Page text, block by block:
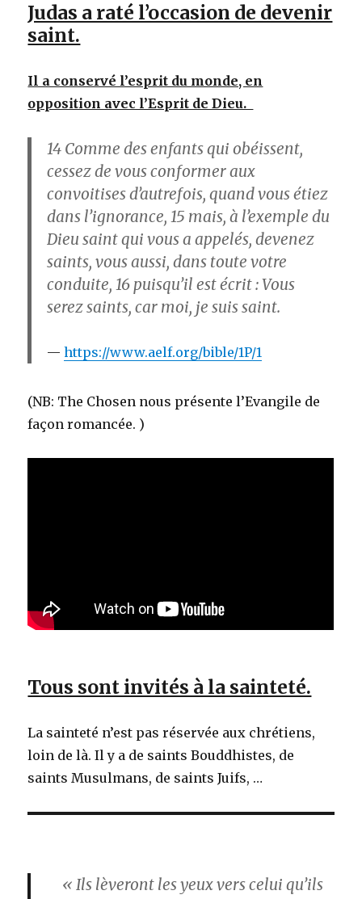
Judas a raté l’occasion de devenir
saint.
Il a conservé l’esprit du monde, en
opposition avec l’Esprit de Dieu.
14 Comme des enfants qui obéissent,
cessez de vous conformer aux
convoitises d’autrefois, quand vous étiez
dans l’ignorance,15 mais, à l’exemple du
Dieu saint qui vous a appelés, devenez
saints, vous aussi, dans toute votre
conduite, 16 puisqu’il est écrit : Vous
serez saints, car moi, je suis saint.
https://www.aelf.org/bible/1P/1
(NB: The Chosen nous présente l’Evangile de
façon romancée. )
Tous sont invités à la sainteté.
La sainteté n’est pas réservée aux chrétiens,
loin de là. Il y a de saints Bouddhistes, de
saints Musulmans, de saints Juifs, …
« Ils lèveront les yeux vers celui qu’ils